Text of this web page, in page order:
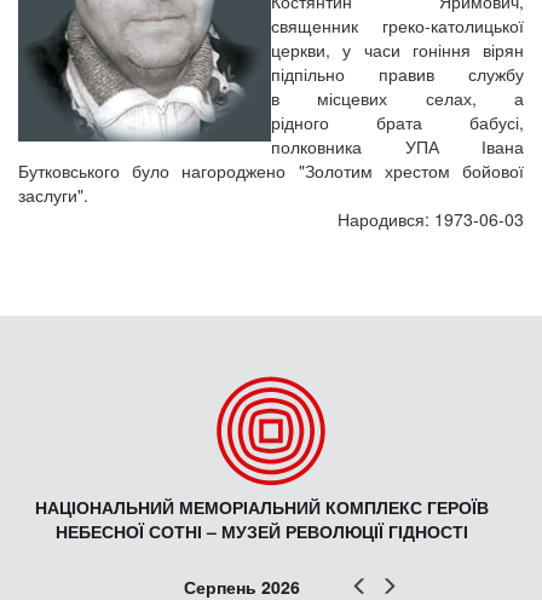
священник греко-католицької
церкви, у часи гоніння вірян
підпільно правив службу
в місцевих селах, а
рідного брата бабусі,
полковника УПА Івана
Бутковського було нагороджено "Золотим хрестом бойової
заслуги".
Народився: 1973-06-03
НАЦІОНАЛЬНИЙ МЕМОРІАЛЬНИЙ КОМПЛЕКС ГЕРОЇВ
НЕБЕСНОЇ СОТНІ – МУЗЕЙ РЕВОЛЮЦІЇ ГІДНОСТІ
Попер
Серпень 2026